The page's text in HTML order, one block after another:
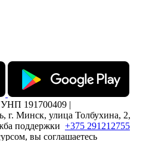
191700409 |
г. Минск, улица Толбухина, 2,
поддержки +375 291212755
вы соглашаетесь